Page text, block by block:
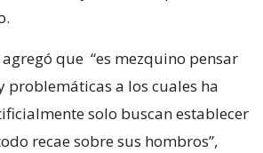
que “es mezquino pensar
problemáticas a los cuales ha
solo buscan establecer
recae sobre sus hombros”,